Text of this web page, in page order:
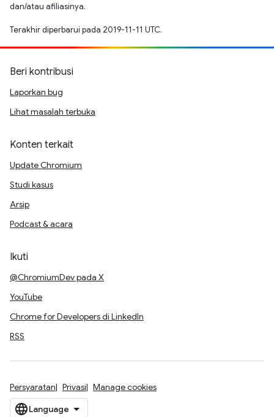
dan/atau afiliasinya.
Terakhir diperbarui pada 2019-11-11 UTC.
Beri kontribusi
Laporkan bug
Lihat masalah terbuka
Konten terkait
Update Chromium
Studi kasus
Arsip
Podcast & acara
Ikuti
@ChromiumDev pada X
YouTube
Chrome for Developers di LinkedIn
RSS
Persyaratan Privasi Manage cookies